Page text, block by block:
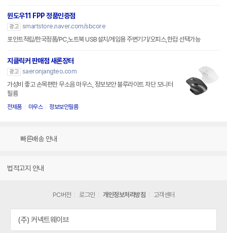
윈도우11 FPP 정품인증점
광고 smartstore.naver.com/sbcore
포인트적립/한국정품/PC,노트북 USB설치/게임용 주변기기/오피스,한컴 선택가능
지클릭커 판매점 새론장터
광고 saeronjangteo.com
가성비 좋고 손목편한 무소음 마우스, 정보보안 블루라이트 차단 모니터
필름
전제품 마우스 정보보안필름
빠른배송 안내
법적고지 안내
PC버전 로그인 개인정보처리방침 고객센터
(주) 커넥트웨이브